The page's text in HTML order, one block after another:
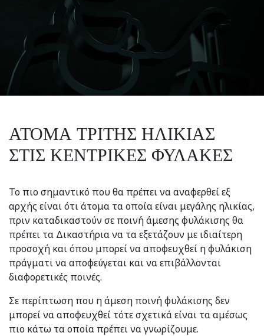
ΑΤΟΜΑ ΤΡΙΤΗΣ ΗΛΙΚΙΑΣ
ΣΤΙΣ ΚΕΝΤΡΙΚΕΣ ΦΥΛΑΚΕΣ
Το πιο σημαντικό που θα πρέπει να αναφερθεί εξ
αρχής είναι ότι άτομα τα οποία είναι μεγάλης ηλικίας,
πριν καταδικαστούν σε ποινή άμεσης φυλάκισης θα
πρέπει τα Δικαστήρια να τα εξετάζουν με ιδιαίτερη
προσοχή και όπου μπορεί να αποφευχθεί η φυλάκιση
πράγματι να αποφεύγεται και να επιβάλλονται
διαφορετικές ποινές.
Σε περίπτωση που η άμεση ποινή φυλάκισης δεν
μπορεί να αποφευχθεί τότε σχετικά είναι τα αμέσως
πιο κάτω τα οποία πρέπει να γνωρίζουμε.